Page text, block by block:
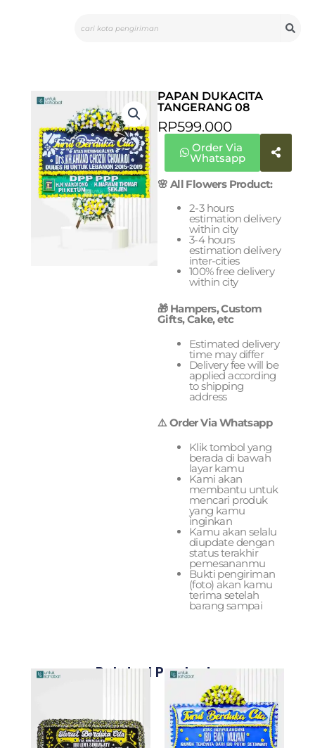
PAPAN DUKACITA
TANGERANG 08
RP599.000
Order Via
Whatsapp
🌸 All Flowers Product:
2-3 hours
estimation delivery
within city
3-4 hours
estimation delivery
inter-cities
100% free delivery
within city
🎁 Hampers, Custom
Gifts, Cake, etc
Estimated delivery
time may differ
Delivery fee will be
applied according
to shipping
address
⚠️ Order Via Whatsapp
Klik tombol yang
berada di bawah
layar kamu
Kami akan
membantu untuk
mencari produk
yang kamu
inginkan
Kamu akan selalu
diupdate dengan
status terakhir
pemesananmu
Bukti pengiriman
(foto) akan kamu
terima setelah
barang sampai
Related Products